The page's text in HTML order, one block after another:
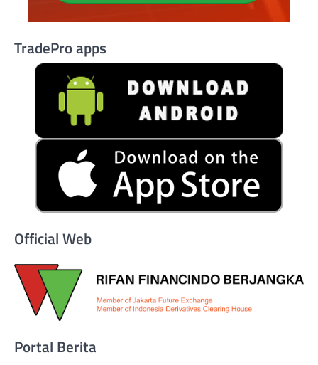
TradePro apps
Official Web
Portal Berita